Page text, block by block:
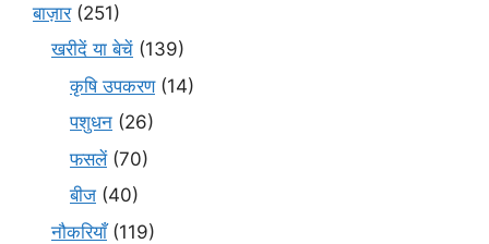
बाज़ार(251)
खरीदें या बेचें (139)
कृषि उपकरण(14)
पशुधन (26)
फसलें(70)
बीज (40)
नौकरियाँ(119)